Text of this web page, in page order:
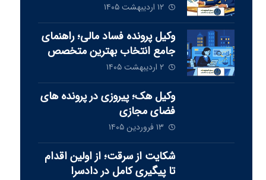
۱۲ اردیبهشت ۱۴۰۵
وکیل پرونده فساد مالی؛ راهنمای
جامع انتخاب بهترین متخصص
برای دفاع از شما
۲ اردیبهشت ۱۴۰۵
وکیل هک؛ پیروزی در پرونده های
فضای مجازی
۱۳ فروردین ۱۴۰۵
شکایت از سرقت؛ از اولین اقدام
تا پیگیری کامل در دادسرا